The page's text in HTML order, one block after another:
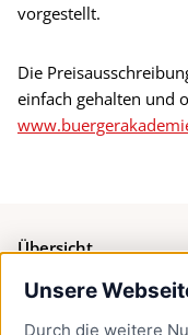
Unsere
Durch die weitere
vorgestellt.
Die
einfach gehalten und
Übersicht
Bürgerservice
Presse